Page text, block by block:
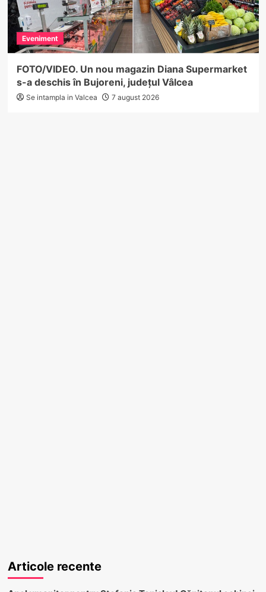
Eveniment
FOTO/VIDEO. Un nou magazin Diana Supermarket
s-a deschis în Bujoreni, județul Vâlcea
Se intampla in Valcea 7 august 2026
Articole recente